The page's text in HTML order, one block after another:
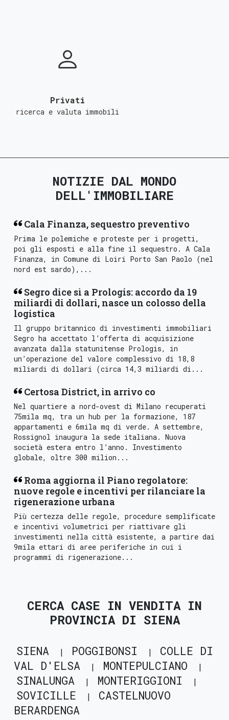
Privati
ricerca e valuta immobili
NOTIZIE DAL MONDO
DELL'IMMOBILIARE
Cala Finanza, sequestro preventivo
Prima le polemiche e proteste per i progetti,
poi gli esposti e alla fine il sequestro. A Cala
Finanza, in Comune di Loiri Porto San Paolo (nel
nord est sardo),...
Segro dice sì a Prologis: accordo da 19
miliardi di dollari, nasce un colosso della
logistica
Il gruppo britannico di investimenti immobiliari
Segro ha accettato l’offerta di acquisizione
avanzata dalla statunitense Prologis, in
un’operazione del valore complessivo di 18,8
miliardi di dollari (circa 14,3 miliardi di...
Certosa District, in arrivo co
Nel quartiere a nord-ovest di Milano recuperati
75mila mq, tra un hub per la formazione, 187
appartamenti e 6mila mq di verde. A settembre,
Rossignol inaugura la sede italiana. Nuova
società estera entro l’anno. Investimento
globale, oltre 300 milion...
Roma aggiorna il Piano regolatore:
nuove regole e incentivi per rilanciare la
rigenerazione urbana
Più certezza delle regole, procedure semplificate
e incentivi volumetrici per riattivare gli
investimenti nella città esistente, a partire dai
9mila ettari di aree periferiche in cui i
programmi di rigenerazione...
CERCA CASE IN VENDITA IN
PROVINCIA DI SIENA
SIENA POGGIBONSI
COLLE DI
VAL D'ELSA
MONTEPULCIANO
SINALUNGA
MONTERIGGIONI
SOVICILLE
CASTELNUOVO
BERARDENGA